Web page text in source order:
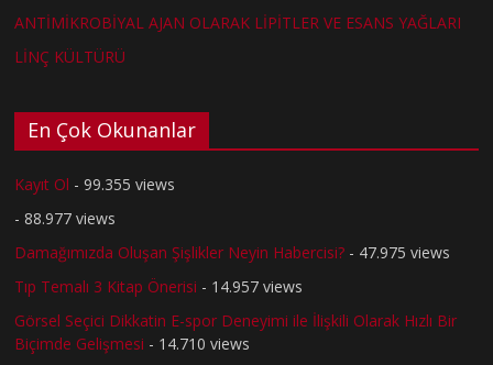
ANTİMİKROBİYAL AJAN OLARAK LİPİTLER VE ESANS YAĞLARI
LİNÇ KÜLTÜRÜ
En Çok Okunanlar
Kayıt Ol - 99.355 views
- 88.977 views
Damağımızda Oluşan Şişlikler Neyin Habercisi? - 47.975 views
Tıp Temalı 3 Kitap Önerisi - 14.957 views
Görsel Seçici Dikkatin E-spor Deneyimi ile İlişkili Olarak Hızlı Bir
Biçimde Gelişmesi - 14.710 views